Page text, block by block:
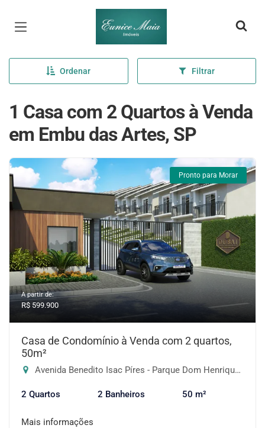
Página inicial
Ordenar Filtrar
1 Casa com 2 Quartos à Venda
em Embu das Artes, SP
Pronto para Morar
A partir de:
R$ 599.900
Casa de Condomínio à Venda com 2 quartos,
50m²
Avenida Benedito Isac Píres - Parque Dom Henrique, Embu das Artes-SP
2 Quartos 2 Banheiros 50 m²
Mais informações